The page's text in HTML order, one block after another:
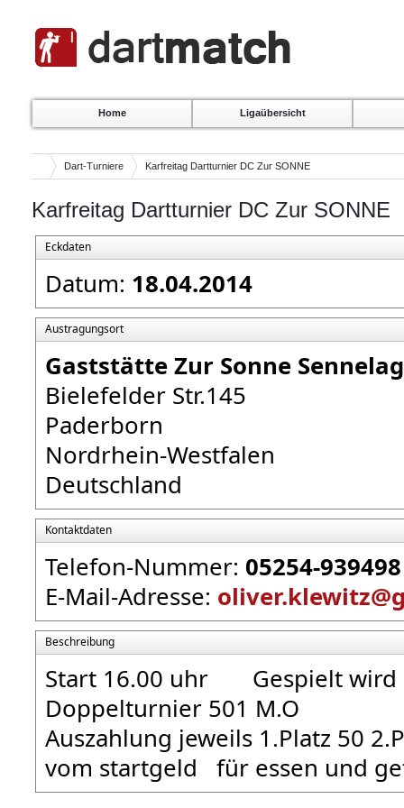
Home Ligaübersicht
Dart-Turniere Karfreitag Dartturnier DC Zur SONNE
Karfreitag Dartturnier DC Zur SONNE
Eckdaten
Datum: 18.04.2014
Austragungsort
Gaststätte Zur Sonne
Bielefelder Str.145
Paderborn
Nordrhein-Westfalen
Deutschland
Kontaktdaten
Telefon-Nummer: 05254-939498
E-Mail-Adresse:
Beschreibung
Start 16.00 uhr Gespielt wird
Auszahlung jeweils 1.Platz 50
vom startgeld für essen und